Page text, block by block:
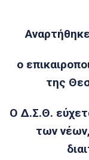
ο
της
Ο Δ.Σ.Θ.
των